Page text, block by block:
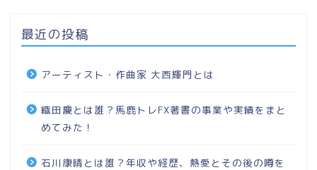
最近の投稿
アーティスト・作曲家 大西輝門とは
織田慶とは誰？馬鹿トレFX著書の事業や実績をまと
めてみた！
石川康晴とは誰？年収や経歴、熱愛とその後の噂を